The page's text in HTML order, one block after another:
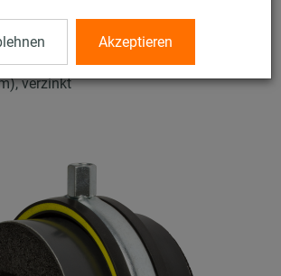
Akzeptieren
Typ H, M, T
gelb, Typ H, Iso 9,5-16 mm,
verzinkt